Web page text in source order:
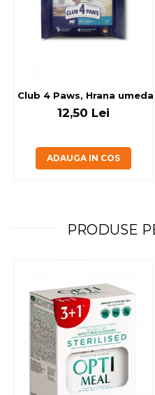
Club 4 Paws, Hrana
12,50 Lei
ADAUGA IN COS
PRODUSE